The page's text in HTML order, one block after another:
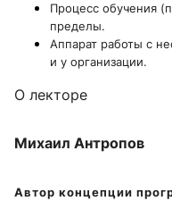
Процесс обучения
пределы.
Аппарат работы с
и у организации.
О лекторе
Михаил Антропов
Автор концепции